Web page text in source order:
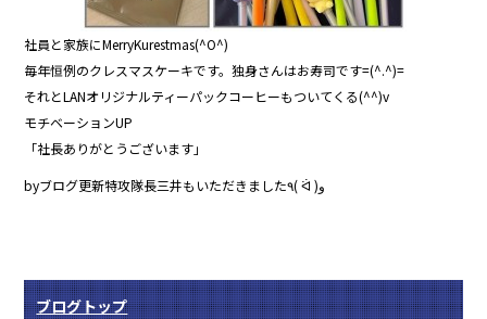
社員と家族にMerryKurestmas(^O^)
毎年恒例のクレスマスケーキです。独身さんはお寿司です=(^.^)=
それとLANオリジナルティーパックコーヒーもついてくる(^^)v
モチベーションUP
「社長ありがとうございます」
byブログ更新特攻隊長三井もいただきました٩( ᐛ )و
ブログトップ